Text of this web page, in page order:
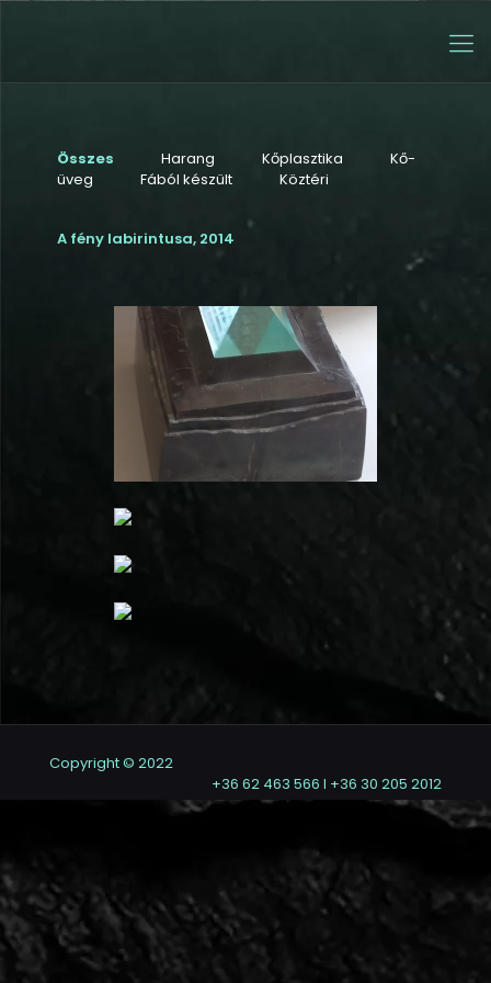
Összes Harang Kőplasztika
Kő-
üveg
Fából készült Köztéri
A fény labirintusa, 2014
Copyright © 2022
+36 62 463 566 I +36 30 205 2012